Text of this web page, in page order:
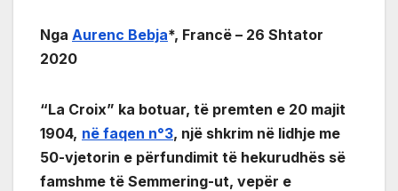
Nga Aurenc Bebja*, Francë – 26 Shtator
2020
“La Croix” ka botuar, të premten e 20 majit
1904, në faqen n°3, një shkrim në lidhje me
50-vjetorin e përfundimit të hekurudhës së
famshme të Semmering-ut, vepër e